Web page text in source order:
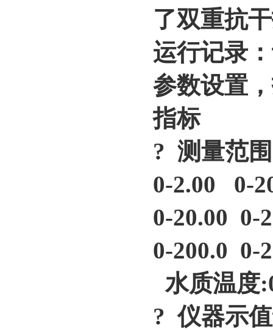
了双重抗
运行记录
参数设置
指标
? 测量范
0-2.00 0-
0-20.00 0-
0-200.0 0-
水质温度
? 仪器示